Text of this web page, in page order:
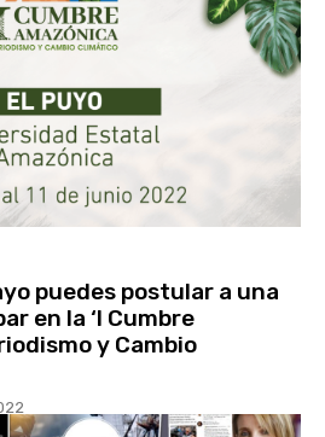
puedes postular a una
en la ‘I Cumbre
y Cambio